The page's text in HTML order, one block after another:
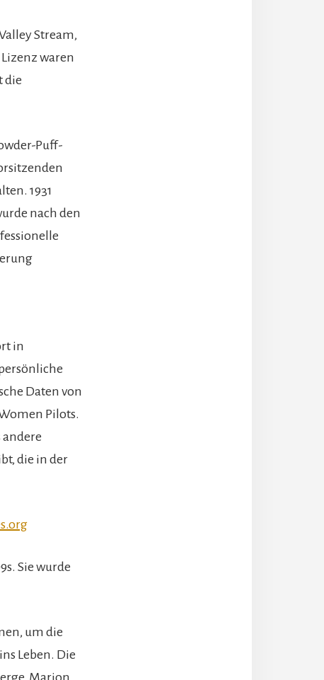
Stream,
waren
die
Puff-
1931
nach den
in
Daten von
Pilots.
andere
die in der
Sie wurde
um die
Leben. Die
Marion